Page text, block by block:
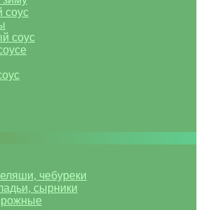
соус
соус
чебуреки
сырники